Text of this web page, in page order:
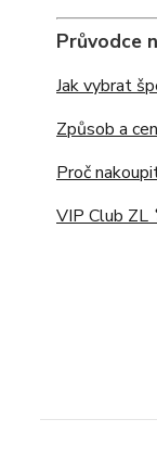
Průvodce
Jak vybrat
Způsob a
Proč
VIP Club ZL